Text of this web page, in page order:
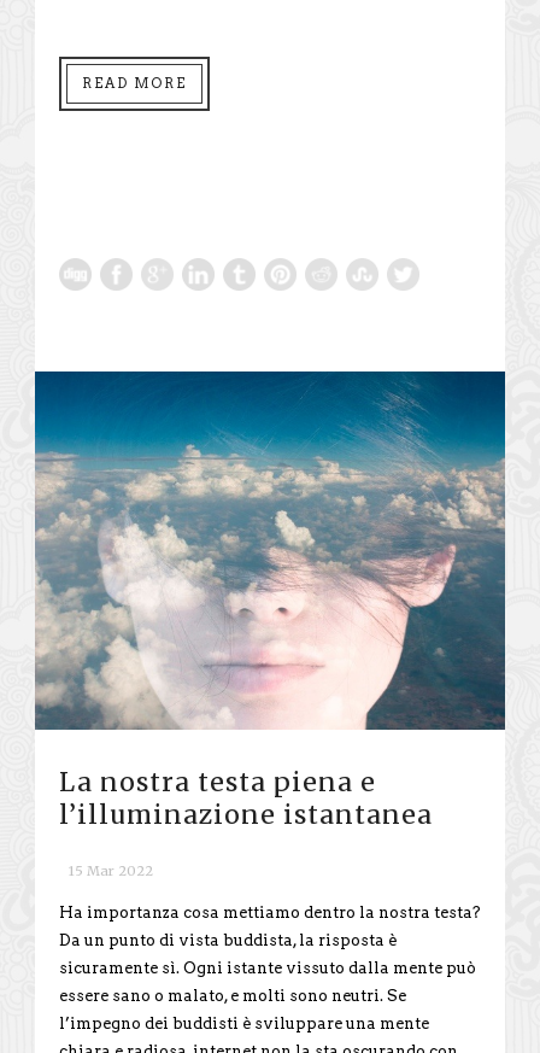
READ MORE
La nostra testa piena e
l’illuminazione istantanea
15 Mar 2022
Ha importanza cosa mettiamo dentro la nostra testa?
Da un punto di vista buddista, la risposta è
sicuramente sì. Ogni istante vissuto dalla mente può
essere sano o malato, e molti sono neutri. Se
l’impegno dei buddisti è sviluppare una mente